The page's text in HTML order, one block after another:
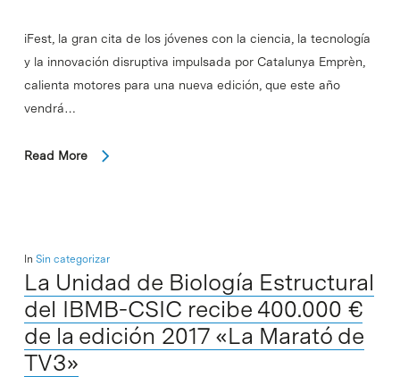
iFest, la gran cita de los jóvenes con la ciencia, la tecnología
y la innovación disruptiva impulsada por Catalunya Emprèn,
calienta motores para una nueva edición, que este año
vendrá…
Read More
In Sin categorizar
La Unidad de Biología Estructural
del IBMB-CSIC recibe 400.000 €
de la edición 2017 «La Marató de
TV3»